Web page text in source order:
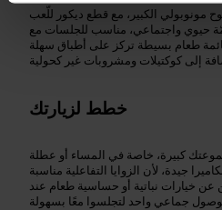
الكبير، مع قطع ديكور للّعب
حيوي واجتماعي، مناسب للجلسات مع
قائمة طعام بسيطة تركز على أطباق سهلة
خطط لزيارتك
كبيرة، خاصة في المساء أو عطلة
جيدة، لأن الزوايا التفاعلية مناسبة
عن خيارات نباتية أو حساسية طعام عند